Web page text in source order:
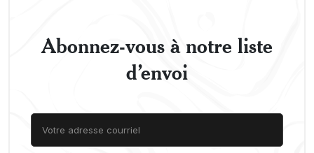
Abonnez-vous à notre liste
d’envoi